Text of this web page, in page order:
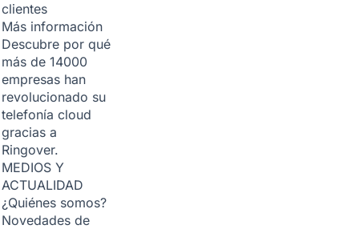
clientes
Más información
Descubre por qué
más de 14000
empresas han
revolucionado su
telefonía cloud
gracias a
Ringover.
MEDIOS Y
ACTUALIDAD
¿Quiénes somos?
Novedades de